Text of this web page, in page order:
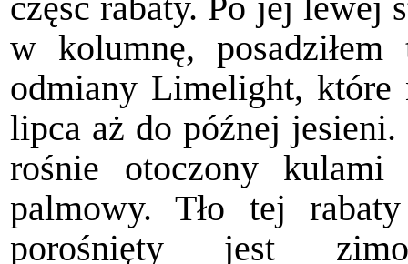
część rabaty. Po jej lewej
w kolumnę,
odmiany Limelight,
lipca aż do późnej
rośnie otoczony
palmowy. Tło tej
porośnięty jest